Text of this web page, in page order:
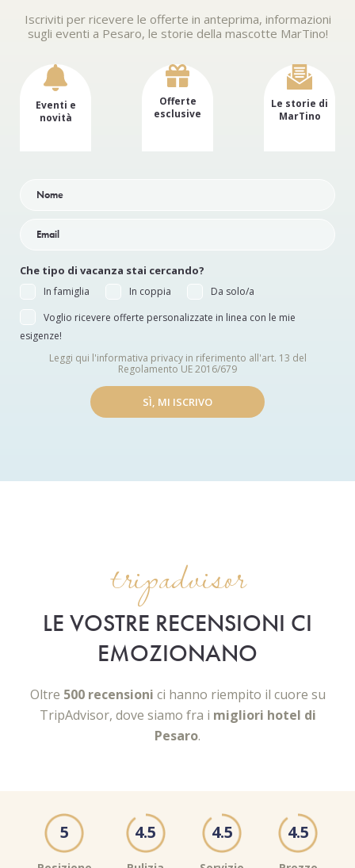
Iscriviti per ricevere le offerte in anteprima, informazioni
sugli eventi a Pesaro, le storie della mascotte MarTino!
Eventi e
novità
Offerte
esclusive
Le storie di
MarTino
SÌ, MI ISCRIVO
Che tipo di vacanza stai cercando?
In famiglia In coppia
Da solo/a
Voglio ricevere offerte personalizzate in linea con le mie
esigenze!
Leggi qui l'informativa privacy in riferimento all'art. 13 del
Regolamento UE 2016/679
tripadvisor
LE VOSTRE RECENSIONI CI
EMOZIONANO
Oltre 500 recensioni ci hanno riempito il cuore su
TripAdvisor, dove siamo fra i migliori hotel di
Pesaro.
5 4.5 4.5 4.5